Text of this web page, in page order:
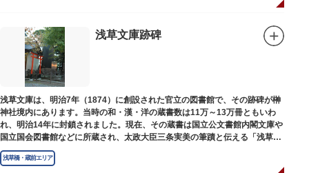
浅草文庫跡碑
浅草文庫は、明治7年（1874）に創設された官立の図書館で、その跡碑が榊
神社境内にあります。当時の和・漢・洋の蔵書数は11万～13万冊ともいわ
れ、明治14年に封鎖されました。現在、その蔵書は国立公文書館内閣文庫や
国立国会図書館などに所蔵され、太政大臣三条実美の筆蹟と伝える「浅草文
庫」の朱印が押されています。
浅草橋・蔵前エリア